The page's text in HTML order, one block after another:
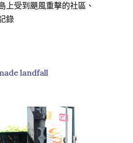
上受到颶風重擊的社區、
錄
landfall